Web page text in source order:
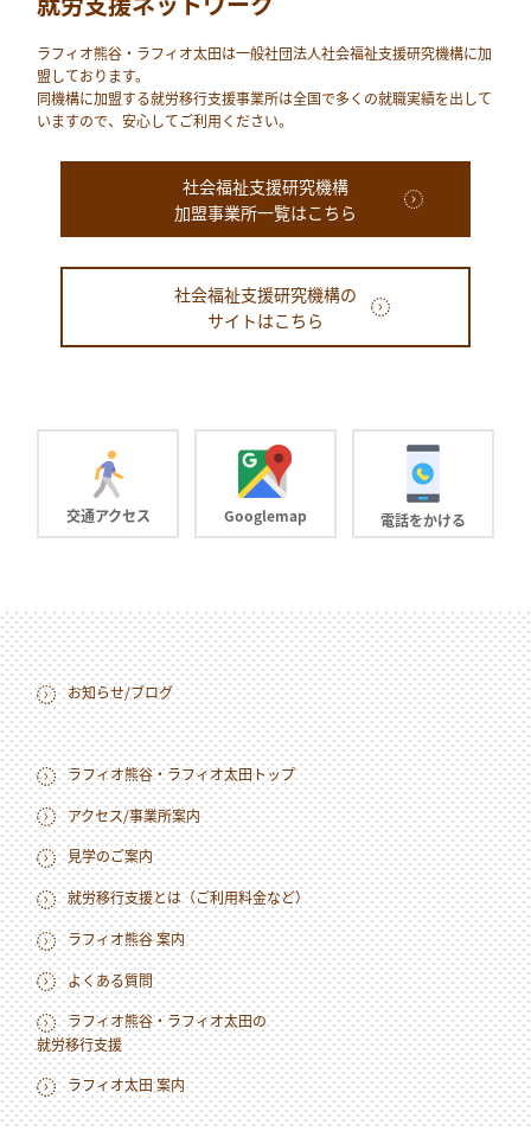
ラフィオ熊⾕・ラフィオ太田は⼀般社団法⼈社会福祉⽀援研究機構に加
盟しております。
同機構に加盟する就労移⾏⽀援事業所は全国で多くの就職実績を出して
いますので、安⼼してご利⽤ください。
社会福祉支援研究機構
加盟事業所一覧はこちら
社会福祉支援研究機構の
サイトはこちら
交通アクセス Googlemap 電話をかける
ラフィオ熊谷・ラフィオ太田トップ
就労移行支援とは（ご利用料金など）
ラフィオ熊谷・ラフィオ太田の
就労移行支援
アクセス/事業所案内
ラフィオ熊谷 案内
ラフィオ太田 案内
見学のご案内
よくある質問
お知らせ/ブログ